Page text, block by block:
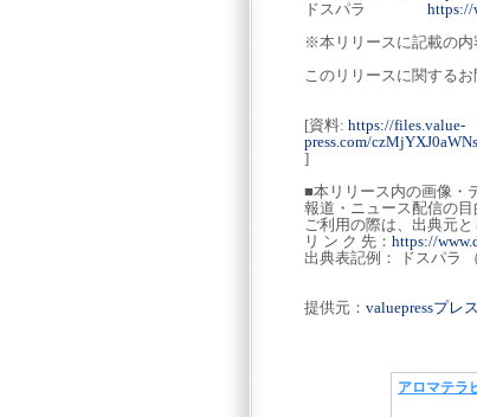
ドスパラ https://
※本リリースに記載の内
このリリースに関する
[資料: https://files.value-
press.com/
]
■本リリース内の画像・
報道・ニュース配信の目
ご利用の際は、出典元
リ ン ク 先： https://
出典表記例： ドスパラ
提供元： valuepressプレ